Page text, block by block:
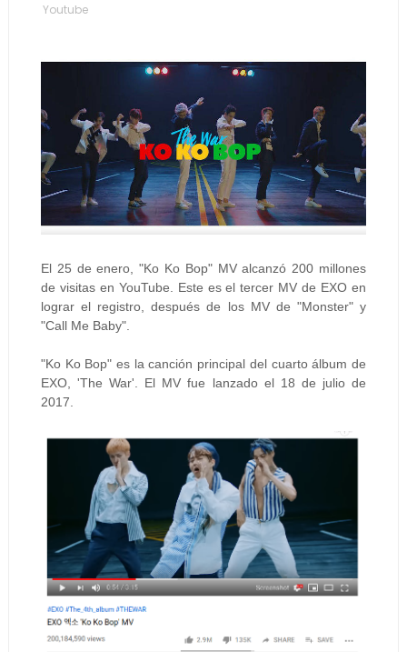
Youtube
El 25 de enero, "Ko Ko Bop" MV alcanzó 200 millones
de visitas en YouTube. Este es el tercer MV de EXO en
lograr el registro, después de los MV de "Monster" y
"Call Me Baby".
"Ko Ko Bop" es la canción principal del cuarto álbum de
EXO, 'The War'. El MV fue lanzado el 18 de julio de
2017.